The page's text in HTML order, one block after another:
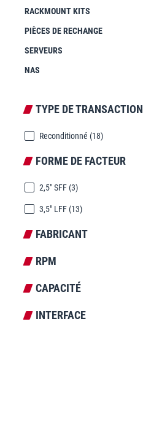
RACKMOUNT KITS
PIÈCES DE RECHANGE
SERVEURS
NAS
TYPE DE TRANSACTION
Reconditionné (18)
FORME DE FACTEUR
2,5" SFF (3)
3,5" LFF (13)
FABRICANT
RPM
CAPACITÉ
INTERFACE